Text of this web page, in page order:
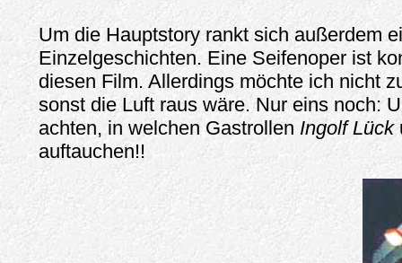
Um die Hauptstory rankt sich außerdem
Einzelgeschichten. Eine Seifenoper ist
diesen Film. Allerdings möchte ich nicht
sonst die Luft raus wäre. Nur eins noch:
achten, in welchen Gastrollen Ingolf Lück
auftauchen!!